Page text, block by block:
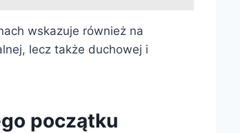
wskazuje również na
lecz także duchowej i
początku